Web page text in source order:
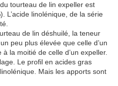
tourteau de lin expeller est
L’acide linolénique, de la série
de lin déshuilé, la teneur
peu plus élevée que celle d’un
la moitié de celle d’un expeller.
Le profil en acides gras
Mais les apports sont